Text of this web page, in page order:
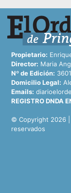
Propietario:
Director: Maria
Nº de Edición:
Domicilio Legal:
Emails:
REGISTRO DNDA
© Copyright 2026 |
reservados